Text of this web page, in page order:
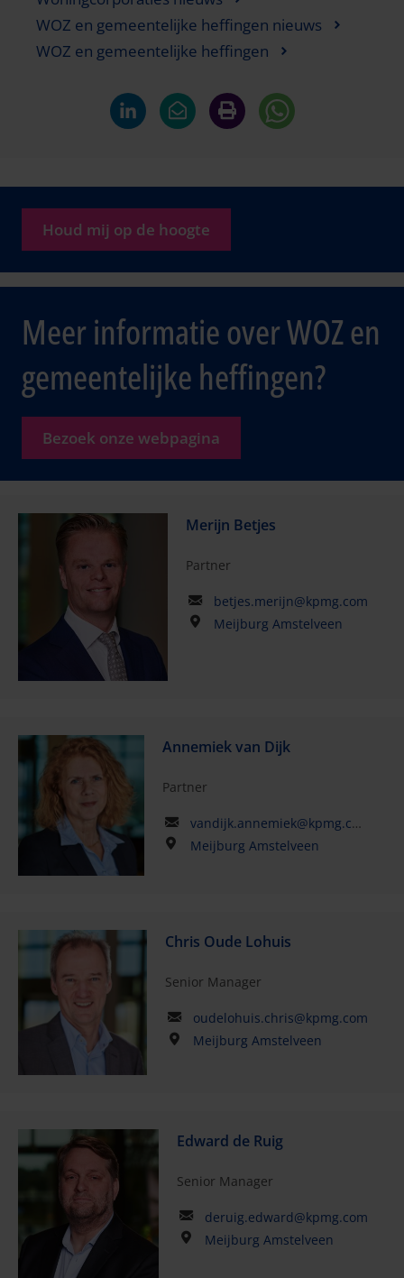
WOZ en gemeentelijke heffingen nieuws
WOZ en gemeentelijke heffingen
Houd mij op de hoogte
Meer informatie over WOZ en
gemeentelijke heffingen?
Bezoek onze webpagina
Merijn Betjes
Partner
betjes.merijn@kpmg.com
Meijburg Amstelveen
Annemiek van Dijk
Partner
vandijk.annemiek@kpmg.com
Meijburg Amstelveen
Chris Oude Lohuis
Senior Manager
oudelohuis.chris@kpmg.com
Meijburg Amstelveen
Edward de Ruig
Senior Manager
deruig.edward@kpmg.com
Meijburg Amstelveen